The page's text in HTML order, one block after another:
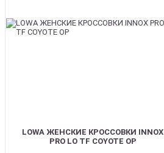
LOWA ЖЕНСКИЕ КРОССОВКИ INNOX
PRO LO TF COYOTE OP